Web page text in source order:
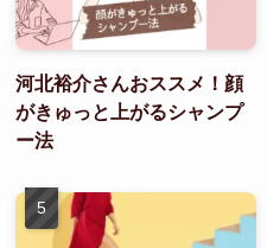
河北裕介さんおススメ！顔
がきゅっと上がるシャンプ
ー法